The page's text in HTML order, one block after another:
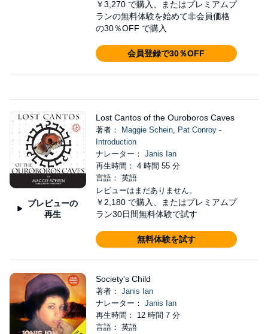
￥3,270 で購入、またはプレミアムプ
ランの無料体験を始めて非会員価格
の30％OFF で購入
会員登録で30％OFF
プレビューの
再生
Lost Cantos of the Ouroboros Caves
著者： Maggie Schein, Pat Conroy -
Introduction
ナレーター： Janis Ian
再生時間： 4 時間 55 分
言語： 英語
レビューはまだありません。
￥2,180 で購入、またはプレミアムプ
ラン30日間無料体験で試す
無料体験を試す
Society's Child
著者： Janis Ian
ナレーター： Janis Ian
再生時間： 12 時間 7 分
言語： 英語